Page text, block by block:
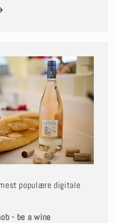
populære digitale
- be a wine